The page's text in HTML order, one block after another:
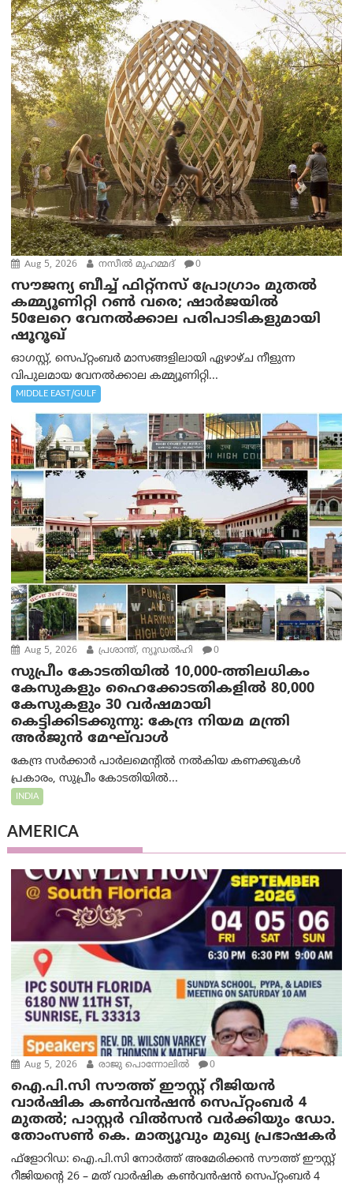
Aug 5, 2026 നസീല്‍ മുഹമ്മദ് 0
സൗജന്യ ബീച്ച് ഫിറ്റ്നസ് പ്രോ​ഗ്രാം മുതൽ
കമ്മ്യൂണിറ്റി റൺ വരെ; ഷാർജയിൽ
50ലേറെ വേനൽക്കാല പരിപാടികളുമായി
ഷൂറൂഖ്
ഓഗസ്റ്റ്, സെപ്റ്റംബർ മാസങ്ങളിലായി ഏഴാഴ്ച നീളുന്ന
വിപുലമായ വേനൽക്കാല കമ്മ്യൂണിറ്റി...
MIDDLE EAST/GULF
Aug 5, 2026 പ്രശാന്ത്, ന്യൂഡല്‍ഹി 0
സുപ്രീം കോടതിയിൽ 10,000-ത്തിലധികം
കേസുകളും ഹൈക്കോടതികളിൽ 80,000
കേസുകളും 30 വർഷമായി
കെട്ടിക്കിടക്കുന്നു: കേന്ദ്ര നിയമ മന്ത്രി
അര്‍ജുന്‍ മേഘ്‌വാള്‍
കേന്ദ്ര സർക്കാർ പാർലമെന്റിൽ നൽകിയ കണക്കുകൾ
പ്രകാരം, സുപ്രീം കോടതിയിൽ...
INDIA
AMERICA
Aug 5, 2026 രാജു പൊന്നോലിൽ 0
ഐ.പി.സി സൗത്ത് ഈസ്റ്റ് റീജിയൻ
വാർഷിക കൺവൻഷൻ സെപ്റ്റംബർ 4
മുതൽ; പാസ്റ്റർ വിൽസൻ വർക്കിയും ഡോ.
തോംസൺ കെ. മാത്യൂവും മുഖ്യ പ്രഭാഷകർ
ഫ്ളോറിഡ: ഐ.പി.സി നോർത്ത് അമേരിക്കൻ സൗത്ത് ഈസ്റ്റ്
റീജിയന്റെ 26 – മത് വാർഷിക കൺവൻഷൻ സെപ്റ്റംബർ 4